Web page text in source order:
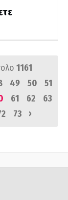
1161
49 50
51
61 62
63
73 ›